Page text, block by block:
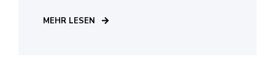
MEHR LESEN